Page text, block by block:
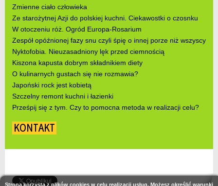
Zmienne ciało człowieka
Ze starożytnej Azji do polskiej kuchni. Ciekawostki o czosnku
W otoczeniu róż. Ogród Europa-Rosarium
Zespół opóźnionej fazy snu czyli śpię o innej porze niż wszyscy
Nyktofobia. Nieuzasadniony lęk przed ciemnością
Kiszona kapusta dobrym składnikiem diety
O kulinarnych gustach się nie rozmawia?
Japoński rock jest kobietą
Szczelny remont kuchni i łazienki
Prześpij się z tym. Czy to pomocna metoda w realizacji celu?
KONTAKT
Strona korzysta z plików cookies w celu realizacji usług. Możesz określić warunki